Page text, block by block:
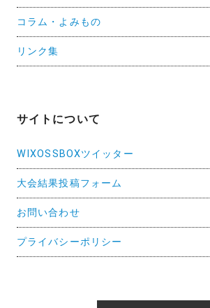
コラム・よみもの
リンク集
サイトについて
WIXOSSBOXツイッター
大会結果投稿フォーム
お問い合わせ
プライバシーポリシー